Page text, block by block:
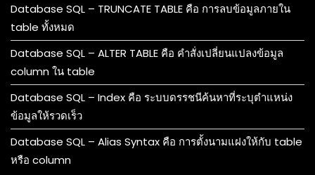
Database SQL – TRUNCATE TABLE คือ การลบข้อมูลภายใน
table ทั้งหมด
Database SQL – ALTER TABLE คือ คำสั่งเปลี่ยนแปลงข้อมูล
column ใน table
Database SQL – Index คือ ระบบดรรชนีค้นหาที่ระบุตำแหน่ง
ข้อมูลให้รวดเร็ว
Database SQL – Alias Syntax คือ การตั้งนามแฝงให้กับ table
หรือ column